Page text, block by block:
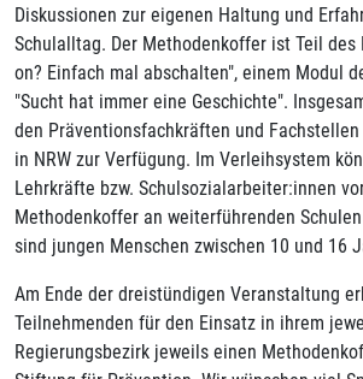
Diskussionen zur eigenen Haltung und
Schulalltag. Der Methodenkoffer ist Teil des
on? Einfach mal abschalten", einem Modul
"Sucht hat immer eine Geschichte".
den Präventionsfachkräften und
in NRW zur Verfügung. Im Verleihsystem
Lehrkräfte bzw. Schulsozialarbeiter:innen
Methodenkoffer an weiterführenden
sind jungen Menschen zwischen 10 und 16
Am Ende der dreistündigen Veranstaltung
Teilnehmenden für den Einsatz in ihrem
Regierungsbezirk jeweils einen